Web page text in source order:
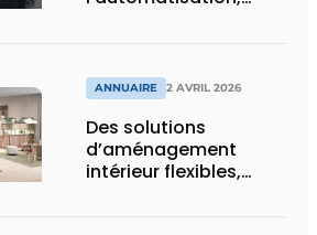
ANNUAIRE 2 AVRIL 2026
Des solutions
d’aménagement
intérieur flexibles,